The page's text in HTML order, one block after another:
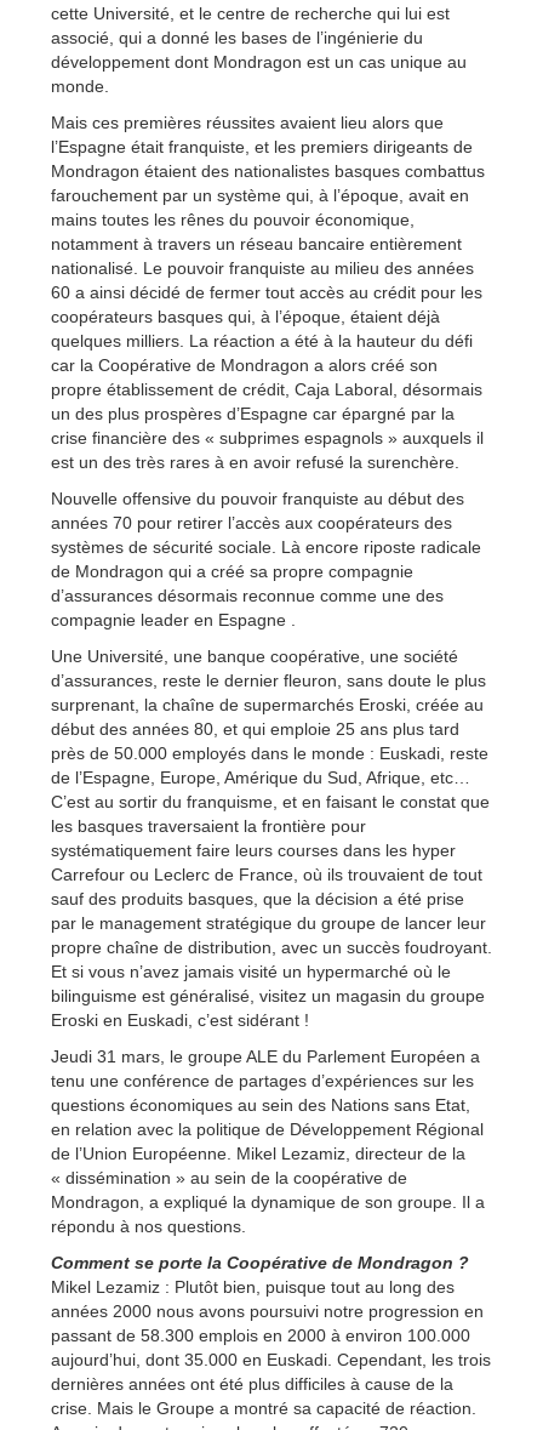
cette Université, et le centre de recherche qui lui est
associé, qui a donné les bases de l’ingénierie du
développement dont Mondragon est un cas unique au
monde.
Mais ces premières réussites avaient lieu alors que
l’Espagne était franquiste, et les premiers dirigeants de
Mondragon étaient des nationalistes basques combattus
farouchement par un système qui, à l’époque, avait en
mains toutes les rênes du pouvoir économique,
notamment à travers un réseau bancaire entièrement
nationalisé. Le pouvoir franquiste au milieu des années
60 a ainsi décidé de fermer tout accès au crédit pour les
coopérateurs basques qui, à l’époque, étaient déjà
quelques milliers. La réaction a été à la hauteur du défi
car la Coopérative de Mondragon a alors créé son
propre établissement de crédit, Caja Laboral, désormais
un des plus prospères d’Espagne car épargné par la
crise financière des « subprimes espagnols » auxquels il
est un des très rares à en avoir refusé la surenchère.
Nouvelle offensive du pouvoir franquiste au début des
années 70 pour retirer l’accès aux coopérateurs des
systèmes de sécurité sociale. Là encore riposte radicale
de Mondragon qui a créé sa propre compagnie
d’assurances désormais reconnue comme une des
compagnie leader en Espagne .
Une Université, une banque coopérative, une société
d’assurances, reste le dernier fleuron, sans doute le plus
surprenant, la chaîne de supermarchés Eroski, créée au
début des années 80, et qui emploie 25 ans plus tard
près de 50.000 employés dans le monde : Euskadi, reste
de l’Espagne, Europe, Amérique du Sud, Afrique, etc…
C’est au sortir du franquisme, et en faisant le constat que
les basques traversaient la frontière pour
systématiquement faire leurs courses dans les hyper
Carrefour ou Leclerc de France, où ils trouvaient de tout
sauf des produits basques, que la décision a été prise
par le management stratégique du groupe de lancer leur
propre chaîne de distribution, avec un succès foudroyant.
Et si vous n’avez jamais visité un hypermarché où le
bilinguisme est généralisé, visitez un magasin du groupe
Eroski en Euskadi, c’est sidérant !
Jeudi 31 mars, le groupe ALE du Parlement Européen a
tenu une conférence de partages d’expériences sur les
questions économiques au sein des Nations sans Etat,
en relation avec la politique de Développement Régional
de l’Union Européenne. Mikel Lezamiz, directeur de la
« dissémination » au sein de la coopérative de
Mondragon, a expliqué la dynamique de son groupe. Il a
répondu à nos questions.
Comment se porte la Coopérative de Mondragon ?
Mikel Lezamiz : Plutôt bien, puisque tout au long des
années 2000 nous avons poursuivi notre progression en
passant de 58.300 emplois en 2000 à environ 100.000
aujourd’hui, dont 35.000 en Euskadi. Cependant, les trois
dernières années ont été plus difficiles à cause de la
crise. Mais le Groupe a montré sa capacité de réaction.